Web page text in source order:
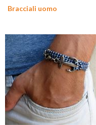
Bracciali uomo